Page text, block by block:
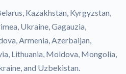
Kazakhstan, Kyrgyzstan,
Ukraine, Gagauzia,
Armenia, Azerbaijan,
Lithuania, Moldova, Mongolia,
and Uzbekistan.